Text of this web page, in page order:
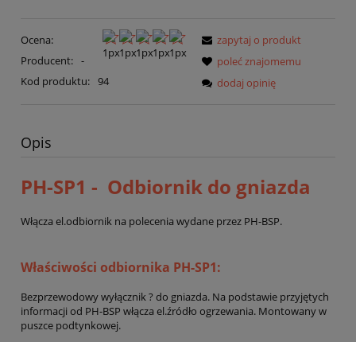
Ocena:
Producent: -
Kod produktu: 94
zapytaj o produkt
poleć znajomemu
dodaj opinię
Opis
PH-SP1 - Odbiornik do gniazda
Włącza el.odbiornik na polecenia wydane przez PH-BSP.
Właściwości odbiornika PH-SP1:
Bezprzewodowy wyłącznik ? do gniazda. Na podstawie przyjętych
informacji od PH-BSP włącza el.źródło ogrzewania. Montowany w
puszce podtynkowej.